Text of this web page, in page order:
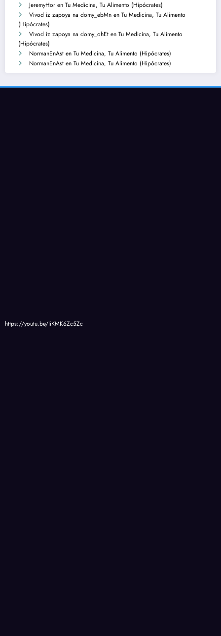
JeremyHor en Tu Medicina, Tu Alimento (Hipócrates)
Vivod iz zapoya na domy_ebMn en Tu Medicina, Tu Alimento
(Hipócrates)
Vivod iz zapoya na domy_ohEt en Tu Medicina, Tu Alimento
(Hipócrates)
NormanEnAst en Tu Medicina, Tu Alimento (Hipócrates)
NormanEnAst en Tu Medicina, Tu Alimento (Hipócrates)
https://youtu.be/IiKMK6Zc5Zc